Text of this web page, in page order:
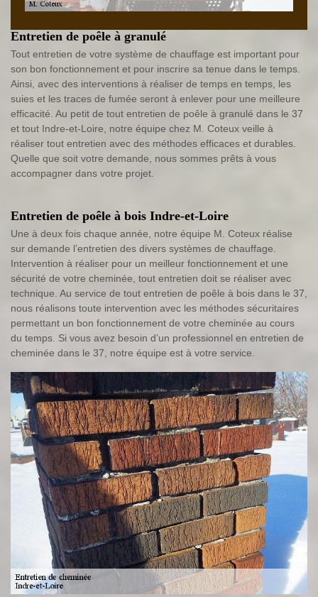
Entretien de poêle à granulé
Tout entretien de votre système de chauffage est important pour
son bon fonctionnement et pour inscrire sa tenue dans le temps.
Ainsi, avec des interventions à réaliser de temps en temps, les
suies et les traces de fumée seront à enlever pour une meilleure
efficacité. Au petit de tout entretien de poêle à granulé dans le 37
et tout Indre-et-Loire, notre équipe chez M. Coteux veille à
réaliser tout entretien avec des méthodes efficaces et durables.
Quelle que soit votre demande, nous sommes prêts à vous
accompagner dans votre projet.
Entretien de poêle à bois Indre-et-Loire
Une à deux fois chaque année, notre équipe M. Coteux réalise
sur demande l’entretien des divers systèmes de chauffage.
Intervention à réaliser pour un meilleur fonctionnement et une
sécurité de votre cheminée, tout entretien doit se réaliser avec
technique. Au service de tout entretien de poêle à bois dans le 37,
nous réalisons toute intervention avec les méthodes sécuritaires
permettant un bon fonctionnement de votre cheminée au cours
du temps. Si vous avez besoin d’un professionnel en entretien de
cheminée dans le 37, notre équipe est à votre service.